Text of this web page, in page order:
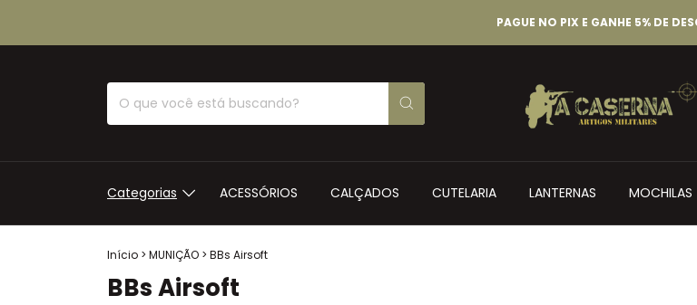
PAGUE NO PIX E GANHE 5% DE DESCONTO
Categorias ACESSÓRIOS CALÇADOS CUTELARIA LANTERNAS MOCHILAS
Início > MUNIÇÃO > BBs Airsoft
BBs Airsoft